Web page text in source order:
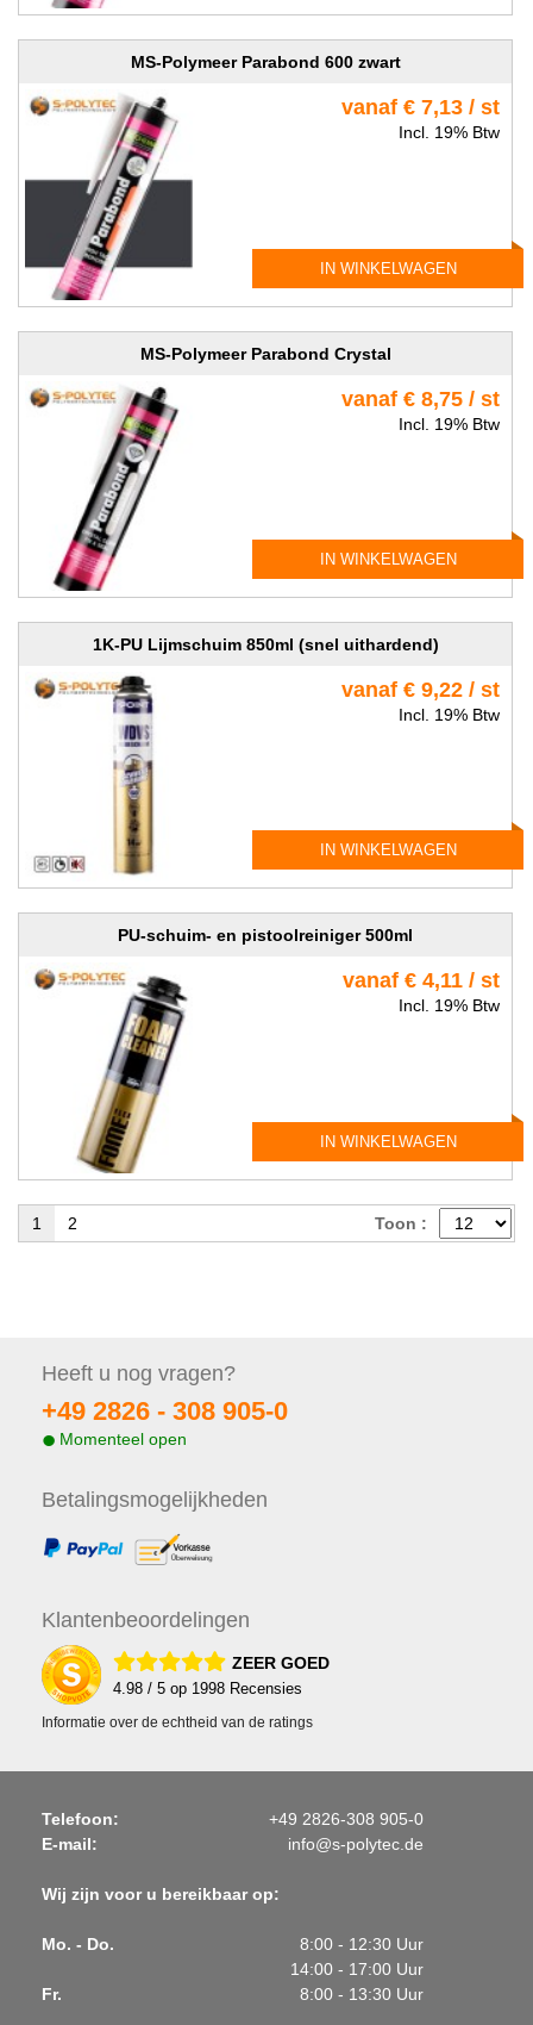
MS-Polymeer Parabond 600 zwart
vanaf € 7,13 / st
Incl. 19% Btw
IN WINKELWAGEN
MS-Polymeer Parabond Crystal
vanaf € 8,75 / st
Incl. 19% Btw
IN WINKELWAGEN
1K-PU Lijmschuim 850ml (snel uithardend)
vanaf € 9,22 / st
Incl. 19% Btw
IN WINKELWAGEN
PU-schuim- en pistoolreiniger 500ml
vanaf € 4,11 / st
Incl. 19% Btw
IN WINKELWAGEN
Toon :
1 2
Heeft u nog vragen?
+49 2826 - 308 905-0
Momenteel open
Betalingsmogelijkheden
Klantenbeoordelingen
ZEER GOED
4.98 / 5 op 1998 Recensies
Informatie over de echtheid van de ratings
Telefoon:
+49 2826-308 905-0
E-mail:
info@s-polytec.de
Wij zijn voor u bereikbaar op:
Mo. - Do.
8:00 - 12:30 Uur
14:00 - 17:00 Uur
Fr.
8:00 - 13:30 Uur